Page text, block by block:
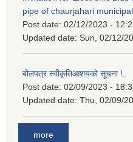
pipe of chaurjahari
Post date: 02/12/2023 -
Updated date: Sun, 02/12/
बोलपत्र स्वीकृतिआशयको सूचना !.
Post date: 02/09/2023 -
Updated date: Thu, 02/09/
more